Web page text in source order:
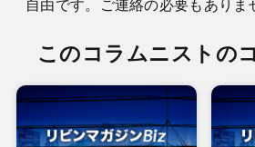
自由です。ご連絡の必要もありま
このコラムニストの